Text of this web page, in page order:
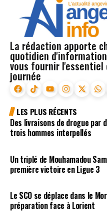
La rédaction apporte
quotidien
vous fournir
journée
LES PLUS RÉCENTS
Des livraisons de drogue par
trois hommes interpellés
Un triplé de Mouhamadou
première victoire en Ligue 3
Le SCO se déplace dans le
préparation face à Lorient